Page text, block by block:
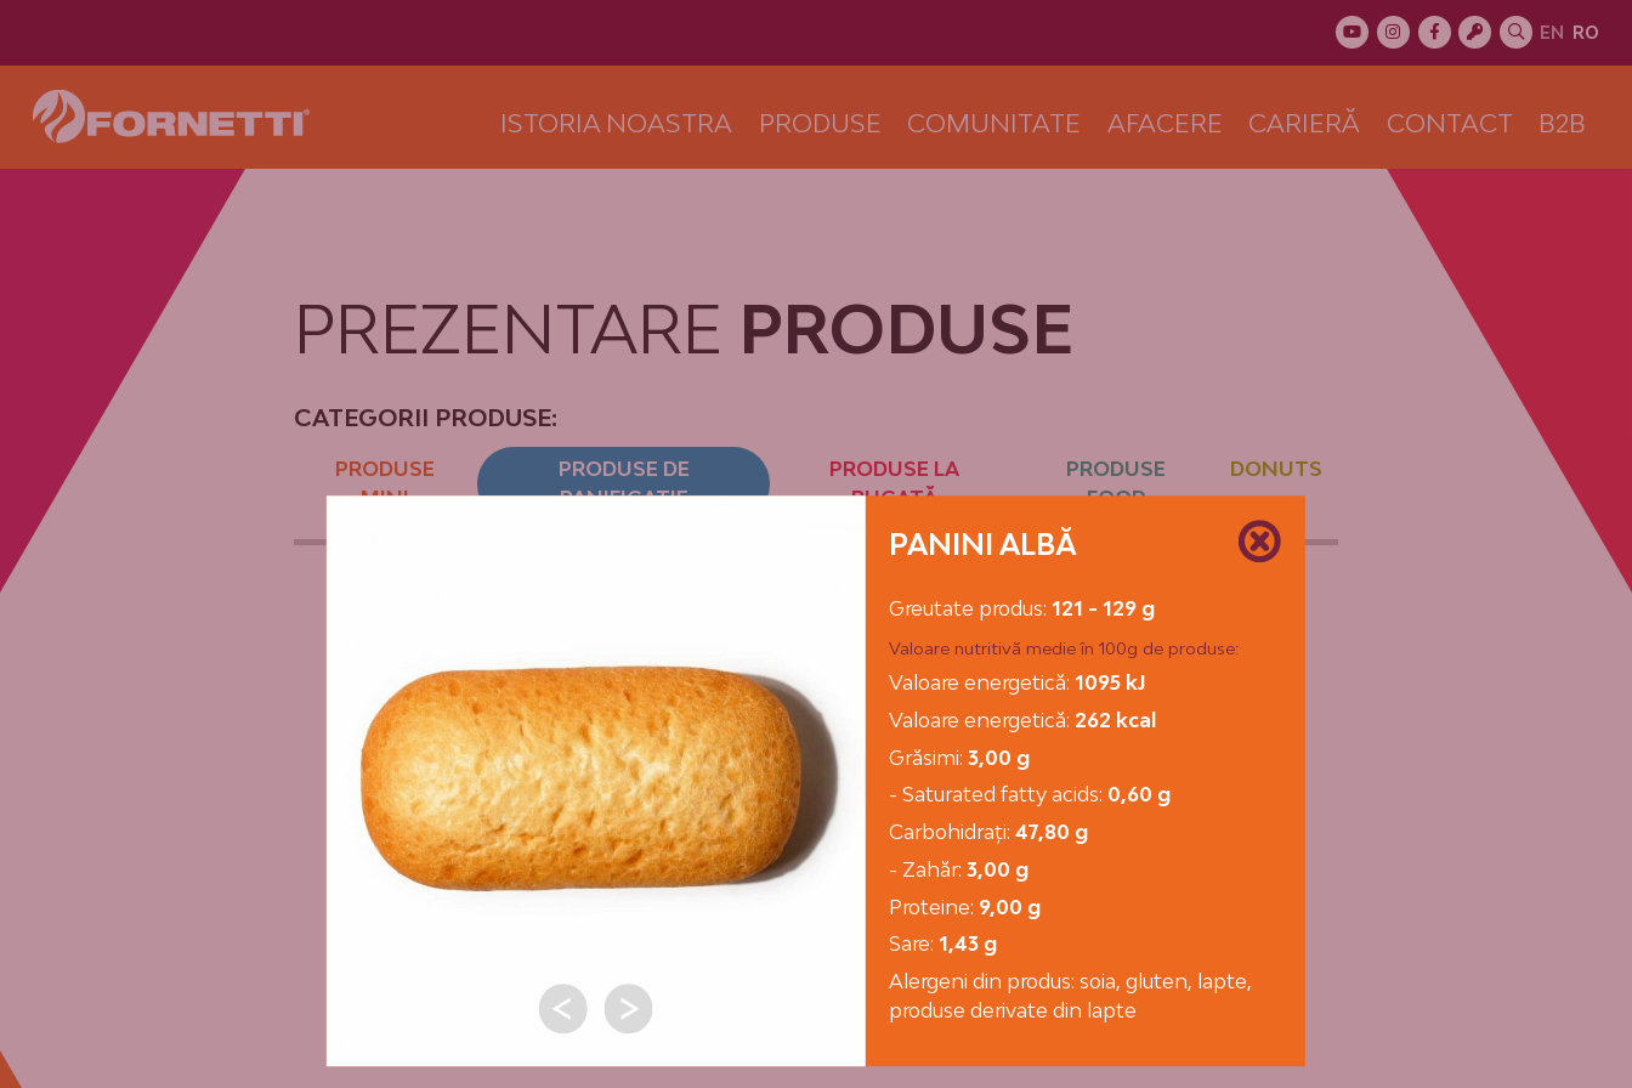
EN RO
ISTORIA NOASTRA PRODUSE COMUNITATE AFACERE CARIERĂ CONTACT B2B
PREZENTARE PRODUSE
CATEGORII PRODUSE:
PRODUSE
MINI
PRODUSE DE
PANIFICAȚIE
PRODUSE LA
BUCATĂ
PRODUSE
FOOD
DONUTS
PANINI ALBĂ
Greutate produs:121 - 129 g
Valoare nutritivă medie în 100g de produse:
Valoare energetică:1095 kJ
Valoare energetică: 262 kcal
Grăsimi:3,00 g
- Saturated fatty acids: 0,60 g
Carbohidraţi:47,80 g
- Zahăr:3,00 g
Proteine: 9,00 g
Sare:1,43 g
Alergeni din produs: soia, gluten, lapte,
produse derivate din lapte